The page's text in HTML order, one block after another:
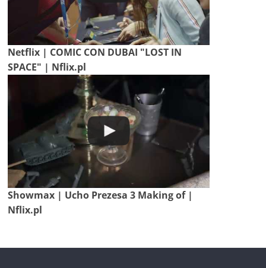
Netflix | COMIC CON DUBAI "LOST IN
SPACE" | Nflix.pl
Showmax | Ucho Prezesa 3 Making of |
Nflix.pl